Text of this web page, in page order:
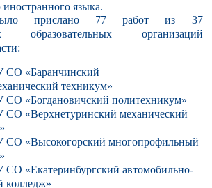
языка.
прислано 77 работ из 37
образовательных организаций
«Баранчинский
техникум»
«Богдановичский политехникум»
«Верхнетуринский механический
«Высокогорский многопрофильный
«Екатеринбургский автомобильно-
колледж»